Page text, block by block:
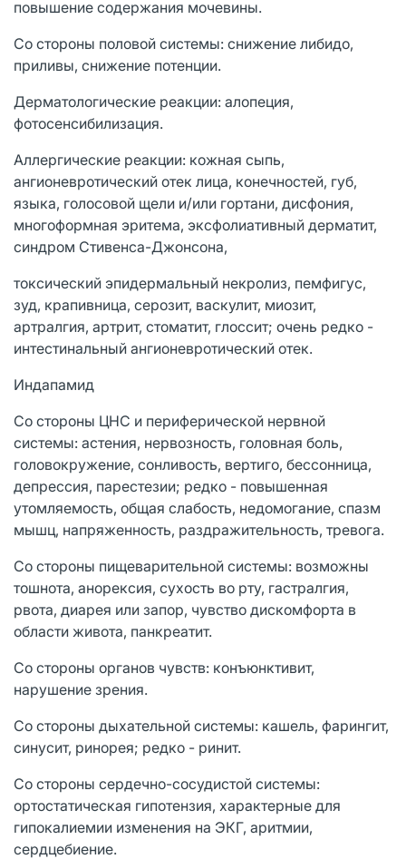
повышение содержания мочевины.
Со стороны половой системы: снижение либидо,
приливы, снижение потенции.
Дерматологические реакции: алопеция,
фотосенсибилизация.
Аллергические реакции: кожная сыпь,
ангионевротический отек лица, конечностей, губ,
языка, голосовой щели и/или гортани, дисфония,
многоформная эритема, эксфолиативный дерматит,
синдром Стивенса-Джонсона,
токсический эпидермальный некролиз, пемфигус,
зуд, крапивница, серозит, васкулит, миозит,
артралгия, артрит, стоматит, глоссит; очень редко -
интестинальный ангионевротический отек.
Индапамид
Со стороны ЦНС и периферической нервной
системы: астения, нервозность, головная боль,
головокружение, сонливость, вертиго, бессонница,
депрессия, парестезии; редко - повышенная
утомляемость, общая слабость, недомогание, спазм
мышц, напряженность, раздражительность, тревога.
Со стороны пищеварительной системы: возможны
тошнота, анорексия, сухость во рту, гастралгия,
рвота, диарея или запор, чувство дискомфорта в
области живота, панкреатит.
Со стороны органов чувств: конъюнктивит,
нарушение зрения.
Со стороны дыхательной системы: кашель, фарингит,
синусит, ринорея; редко - ринит.
Со стороны сердечно-сосудистой системы:
ортостатическая гипотензия, характерные для
гипокалиемии изменения на ЭКГ, аритмии,
сердцебиение.